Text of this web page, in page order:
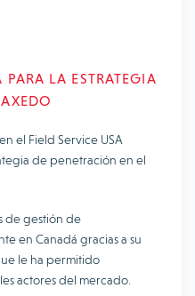
LA ESTRATEGIA
el Field Service USA
de penetración en el
de gestión de
en Canadá gracias a su
le ha permitido
actores del mercado.